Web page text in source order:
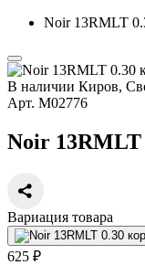
Noir 13RMLT
В наличии Киров,
Арт. М02776
Noir 13RMLT
Вариация товара
625 ₽